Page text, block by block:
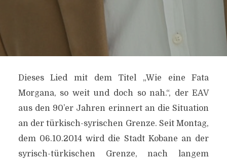
Dieses Lied mit dem Titel „Wie eine Fata
Morgana, so weit und doch so nah.“, der EAV
aus den 90’er Jahren erinnert an die Situation
an der türkisch-syrischen Grenze. Seit Montag,
dem 06.10.2014 wird die Stadt Kobane an der
syrisch-türkischen Grenze, nach langem